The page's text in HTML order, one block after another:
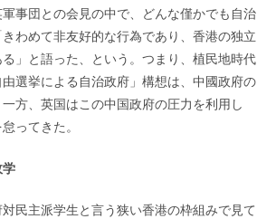
事団との会見の中で、どんな僅かでも自治
わめて非友好的な行為であり、香港の独立
」と語った、という。つまり、植民地時代
選挙による自治政府」構想は、中國政府の
方、英国はこの中国政府の圧力を利用し
ってきた。
学
民主派学生と言う狭い香港の枠組みで見て